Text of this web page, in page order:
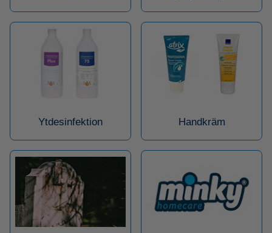
Ytdesinfektion Handkräm